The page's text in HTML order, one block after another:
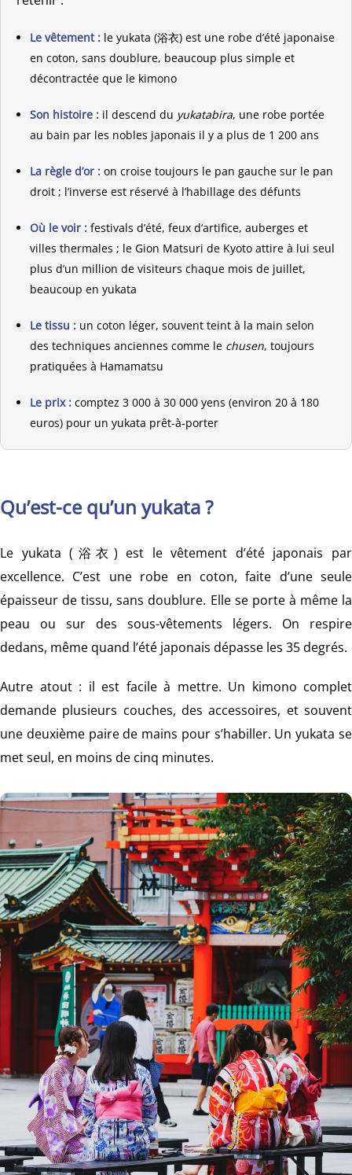
Le vêtement : le yukata (浴衣) est une robe d’été japonaise
en coton, sans doublure, beaucoup plus simple et
décontractée que le kimono
Son histoire : il descend du yukatabira, une robe portée
au bain par les nobles japonais il y a plus de 1 200 ans
La règle d’or : on croise toujours le pan gauche sur le pan
droit ; l’inverse est réservé à l’habillage des défunts
Où le voir : festivals d’été, feux d’artifice, auberges et
villes thermales ; le Gion Matsuri de Kyoto attire à lui seul
plus d’un million de visiteurs chaque mois de juillet,
beaucoup en yukata
Le tissu : un coton léger, souvent teint à la main selon
des techniques anciennes comme le chusen, toujours
pratiquées à Hamamatsu
Le prix : comptez 3 000 à 30 000 yens (environ 20 à 180
euros) pour un yukata prêt-à-porter
Qu’est-ce qu’un yukata ?
Le yukata (浴衣) est le vêtement d’été japonais par
excellence. C’est une robe en coton, faite d’une seule
épaisseur de tissu, sans doublure. Elle se porte à même la
peau ou sur des sous-vêtements légers. On respire
dedans, même quand l’été japonais dépasse les 35 degrés.
Autre atout : il est facile à mettre. Un kimono complet
demande plusieurs couches, des accessoires, et souvent
une deuxième paire de mains pour s’habiller. Un yukata se
met seul, en moins de cinq minutes.